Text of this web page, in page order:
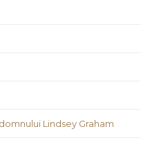
Lindsey Graham